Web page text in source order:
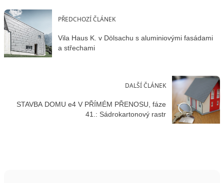
PŘEDCHOZÍ ČLÁNEK
Vila Haus K. v Dölsachu s aluminiovými fasádami
a střechami
DALŠÍ ČLÁNEK
STAVBA DOMU e4 V PŘÍMÉM PŘENOSU, fáze
41.: Sádrokartonový rastr